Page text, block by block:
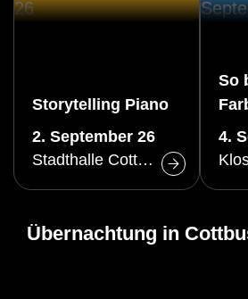
Storytelling Piano
2. September 26
Stadthalle Cottbus
So
4.
Übernachtung in